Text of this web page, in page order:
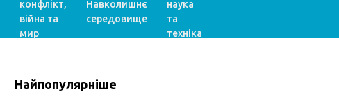
конфлікт,
війна та
мир
Навколишнє
середовище
наука
та
техніка
Найпопулярніше